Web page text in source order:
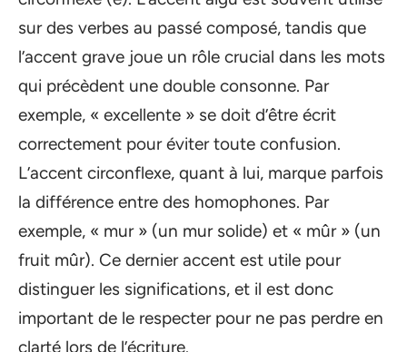
sur des verbes au passé composé, tandis que
l’accent grave joue un rôle crucial dans les mots
qui précèdent une double consonne. Par
exemple, « excellente » se doit d’être écrit
correctement pour éviter toute confusion.
L’accent circonflexe, quant à lui, marque parfois
la différence entre des homophones. Par
exemple, « mur » (un mur solide) et « mûr » (un
fruit mûr). Ce dernier accent est utile pour
distinguer les significations, et il est donc
important de le respecter pour ne pas perdre en
clarté lors de l’écriture.